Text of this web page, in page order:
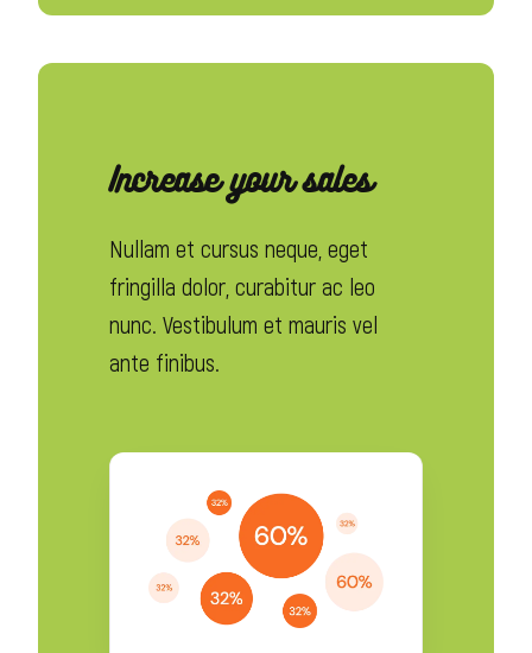
Increase your sales
Nullam et cursus neque, eget
fringilla dolor, curabitur ac leo
nunc. Vestibulum et mauris vel
ante finibus.